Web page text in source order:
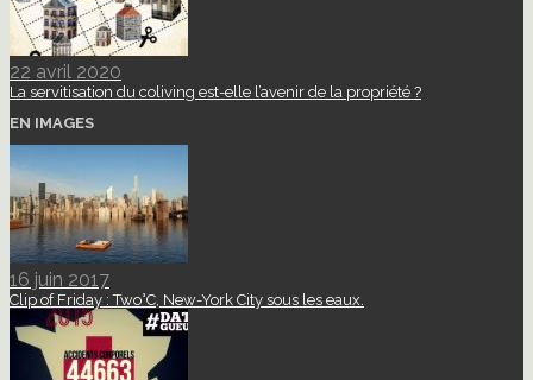
22 avril 2020
La servitisation du coliving est-elle l’avenir de la propriété ?
EN IMAGES
16 juin 2017
Clip of Friday : Two°C, New-York City sous les eaux.